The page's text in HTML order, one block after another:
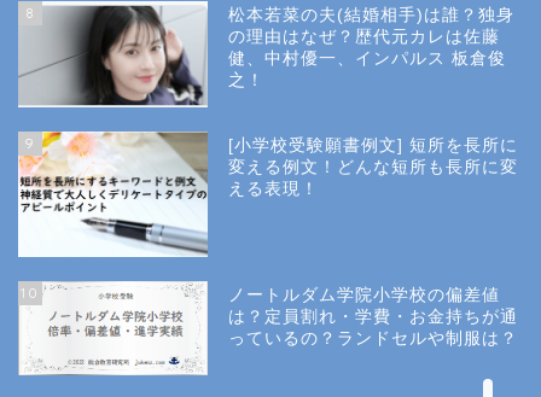
8
松本若菜の夫(結婚相手)は誰？独身
の理由はなぜ？歴代元カレは佐藤
健、中村優一、インパルス 板倉俊
之！
9
[小学校受験願書例文] 短所を長所に
変える例文！どんな短所も長所に変
える表現！
10
ノートルダム学院小学校の偏差値
は？定員割れ・学費・お金持ちが通
っているの？ランドセルや制服は？
小学校受験
所長コラム
説明会や面接の服装